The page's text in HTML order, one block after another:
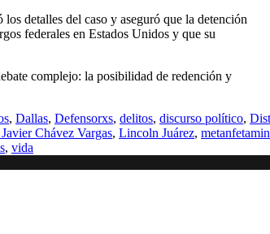
detalles del caso y aseguró que la detención
federales en Estados Unidos y que su
complejo: la posibilidad de redención y
, Dallas, Defensorxs, delitos, discurso político,
Chávez Vargas, Lincoln Juárez,
, vida